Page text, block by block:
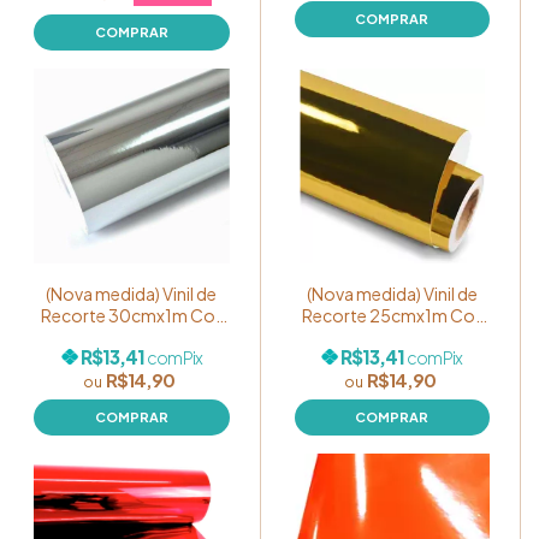
(Nova medida) Vinil de
Recorte 30cmx1m Cor
R$14,90
R$13,41comPix
(Nova medida) Vinil de
Recorte 25cmx1m Cor
R$14,90
R$13,41comPix